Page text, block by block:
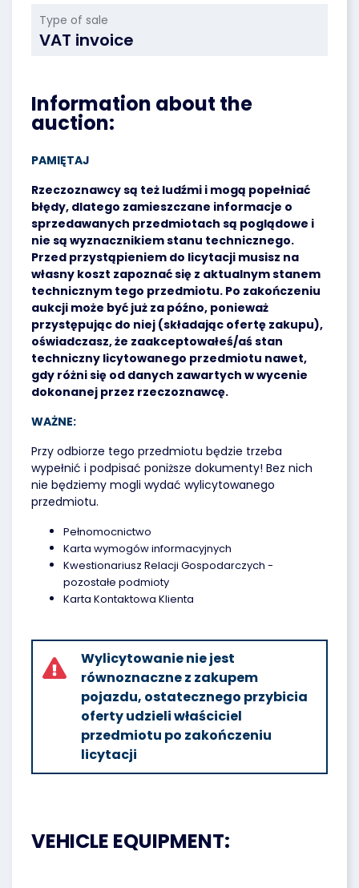
Type of sale
VAT invoice
Information about the
auction:
PAMIĘTAJ
Rzeczoznawcy są też ludźmi i mogą popełniać
błędy, dlatego zamieszczane informacje o
sprzedawanych przedmiotach są poglądowe i
nie są wyznacznikiem stanu technicznego.
Przed przystąpieniem do licytacji musisz na
własny koszt zapoznać się z aktualnym stanem
technicznym tego przedmiotu. Po zakończeniu
aukcji może być już za późno, ponieważ
przystępując do niej (składając ofertę zakupu),
oświadczasz, że zaakceptowałeś/aś stan
techniczny licytowanego przedmiotu nawet,
gdy różni się od danych zawartych w wycenie
dokonanej przez rzeczoznawcę.
WAŻNE:
Przy odbiorze tego przedmiotu będzie trzeba
wypełnić i podpisać poniższe dokumenty! Bez nich
nie będziemy mogli wydać wylicytowanego
przedmiotu.
Pełnomocnictwo
Karta wymogów informacyjnych
Kwestionariusz Relacji Gospodarczych -
pozostałe podmioty
Karta Kontaktowa Klienta
Wylicytowanie nie jest
równoznaczne z zakupem
pojazdu, ostatecznego przybicia
oferty udzieli właściciel
przedmiotu po zakończeniu
licytacji
VEHICLE EQUIPMENT: